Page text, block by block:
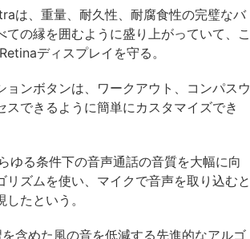
は、重量、耐久性、耐腐食性の完璧なバ
の縁を囲むように盛り上がっていて、こ
ディスプレイを守る。
ンボタンは、ワークアウト、コンパスウ
できるように簡単にカスタマイズでき
る条件下の音声通話の音質を大幅に向
ズムを使い、マイクで音声を取り込むと
たという。
含めた風の音を低減する先進的なアルゴ